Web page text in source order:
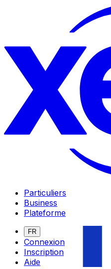
Particuliers
Business
Plateforme
FR
Connexion
Inscription
Aide